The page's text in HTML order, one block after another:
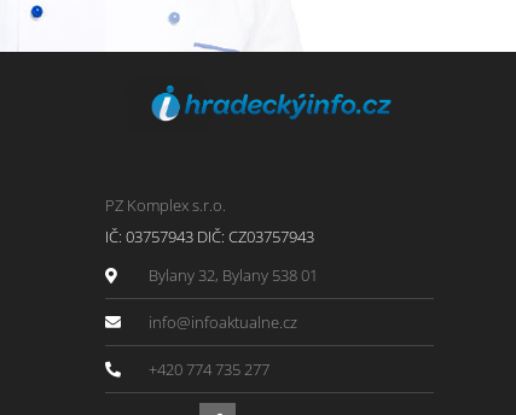
PZ Komplex s.r.o.
IČ: 03757943 DIČ: CZ03757943
Bylany 32, Bylany 538 01
info@infoaktualne.cz
+420 774 735 277